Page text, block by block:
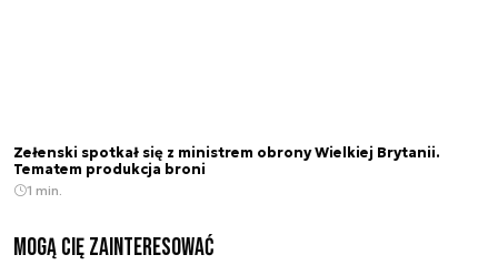
Zełenski spotkał się z ministrem obrony Wielkiej Brytanii.
Tematem produkcja broni
1 min.
Mogą Cię zainteresować